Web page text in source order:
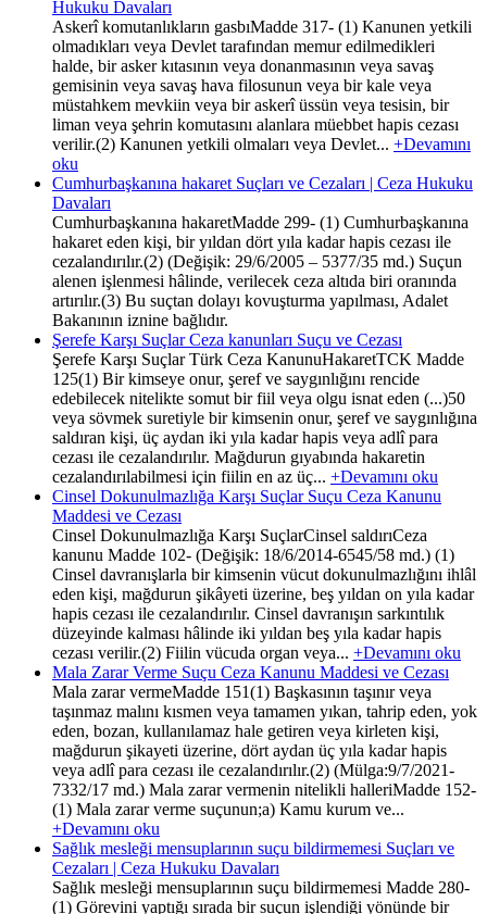
Hukuku Davaları
Askerî komutanlıkların gasbıMadde 317- (1) Kanunen yetkili
olmadıkları veya Devlet tarafından memur edilmedikleri
halde, bir asker kıtasının veya donanmasının veya savaş
gemisinin veya savaş hava filosunun veya bir kale veya
müstahkem mevkiin veya bir askerî üssün veya tesisin, bir
liman veya şehrin komutasını alanlara müebbet hapis cezası
verilir.(2) Kanunen yetkili olmaları veya Devlet... +Devamını
oku
Cumhurbaşkanına hakaret Suçları ve Cezaları | Ceza Hukuku
Davaları
Cumhurbaşkanına hakaretMadde 299- (1) Cumhurbaşkanına
hakaret eden kişi, bir yıldan dört yıla kadar hapis cezası ile
cezalandırılır.(2) (Değişik: 29/6/2005 – 5377/35 md.) Suçun
alenen işlenmesi hâlinde, verilecek ceza altıda biri oranında
artırılır.(3) Bu suçtan dolayı kovuşturma yapılması, Adalet
Bakanının iznine bağlıdır.
Şerefe Karşı Suçlar Ceza kanunları Suçu ve Cezası
Şerefe Karşı Suçlar Türk Ceza KanunuHakaretTCK Madde
125(1) Bir kimseye onur, şeref ve saygınlığını rencide
edebilecek nitelikte somut bir fiil veya olgu isnat eden (...)50
veya sövmek suretiyle bir kimsenin onur, şeref ve saygınlığına
saldıran kişi, üç aydan iki yıla kadar hapis veya adlî para
cezası ile cezalandırılır. Mağdurun gıyabında hakaretin
cezalandırılabilmesi için fiilin en az üç... +Devamını oku
Cinsel Dokunulmazlığa Karşı Suçlar Suçu Ceza Kanunu
Maddesi ve Cezası
Cinsel Dokunulmazlığa Karşı SuçlarCinsel saldırıCeza
kanunu Madde 102- (Değişik: 18/6/2014-6545/58 md.) (1)
Cinsel davranışlarla bir kimsenin vücut dokunulmazlığını ihlâl
eden kişi, mağdurun şikâyeti üzerine, beş yıldan on yıla kadar
hapis cezası ile cezalandırılır. Cinsel davranışın sarkıntılık
düzeyinde kalması hâlinde iki yıldan beş yıla kadar hapis
cezası verilir.(2) Fiilin vücuda organ veya... +Devamını oku
Mala Zarar Verme Suçu Ceza Kanunu Maddesi ve Cezası
Mala zarar vermeMadde 151(1) Başkasının taşınır veya
taşınmaz malını kısmen veya tamamen yıkan, tahrip eden, yok
eden, bozan, kullanılamaz hale getiren veya kirleten kişi,
mağdurun şikayeti üzerine, dört aydan üç yıla kadar hapis
veya adlî para cezası ile cezalandırılır.(2) (Mülga:9/7/2021-
7332/17 md.) Mala zarar vermenin nitelikli halleriMadde 152-
(1) Mala zarar verme suçunun;a) Kamu kurum ve...
+Devamını oku
Sağlık mesleği mensuplarının suçu bildirmemesi Suçları ve
Cezaları | Ceza Hukuku Davaları
Sağlık mesleği mensuplarının suçu bildirmemesi Madde 280-
(1) Görevini yaptığı sırada bir suçun işlendiği yönünde bir